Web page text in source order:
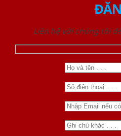
Liên hệ với chúng tôi